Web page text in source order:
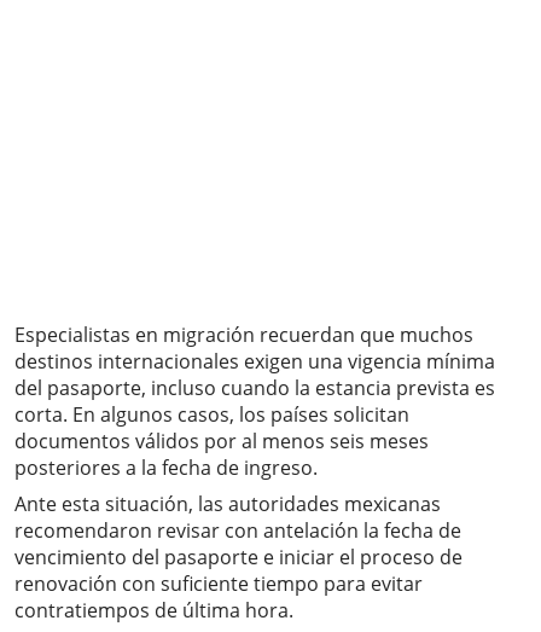
Especialistas en migración recuerdan que muchos
destinos internacionales exigen una vigencia mínima
del pasaporte, incluso cuando la estancia prevista es
corta. En algunos casos, los países solicitan
documentos válidos por al menos seis meses
posteriores a la fecha de ingreso.
Ante esta situación, las autoridades mexicanas
recomendaron revisar con antelación la fecha de
vencimiento del pasaporte e iniciar el proceso de
renovación con suficiente tiempo para evitar
contratiempos de última hora.